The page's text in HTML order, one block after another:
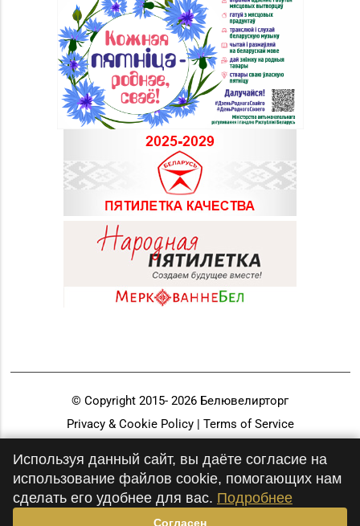
© Copyright 2015- 2026 Белювелирторг
Privacy & Cookie Policy | Terms of Service
Используя данный сайт, вы даёте согласие на
использование файлов cookie, помогающих нам
сделать его удобнее для вас. Подробнее
Согласен